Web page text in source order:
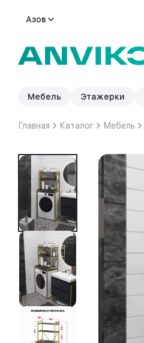
Азов
Мебель Этажерки
Главная Каталог Мебель